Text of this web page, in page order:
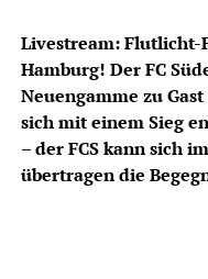
Livestream: Flutlicht-
Hamburg! Der FC
Neuengamme zu
sich mit einem Sieg
– der FCS kann sich
übertragen die